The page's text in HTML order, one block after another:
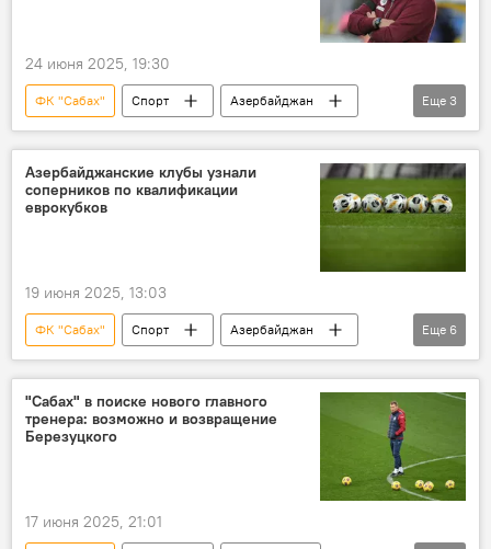
24 июня 2025, 19:30
ФК "Сабах" Спорт
Азербайджан
ФК "Туран-Товуз"
российский тренер Курбан Бердыев
премьер-лига
Еще 3
Азербайджанские клубы узнали
соперников по квалификации
еврокубков
19 июня 2025, 13:03
ФК "Сабах" Спорт
Азербайджан
Футбол
ФК "Карабах"
Жеребьевка
Лига конференций УЕФА
еврокубковый сезон
Еще 6
"Сабах" в поиске нового главного
тренера: возможно и возвращение
Березуцкого
17 июня 2025, 21:01